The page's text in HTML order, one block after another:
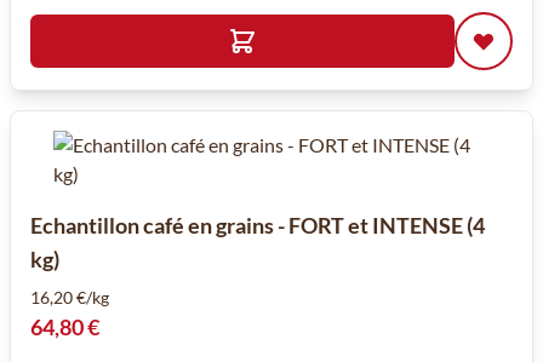
Echantillon café en grains - FORT et INTENSE (4
kg)
16,20 €/kg
64,80 €